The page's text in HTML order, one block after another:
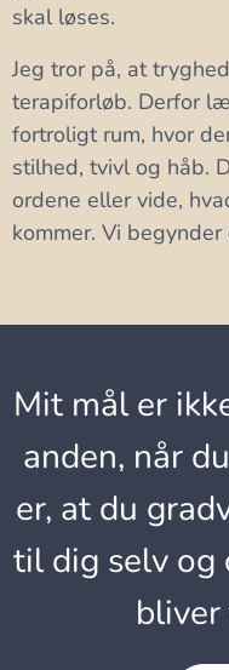
skal løses.
Jeg tror på, at
terapiforløb. Derfor
fortroligt rum, hvor
stilhed, tvivl og håb.
ordene eller vide,
kommer. Vi begynder
Mit mål er
anden, når
er, at du
til dig selv og